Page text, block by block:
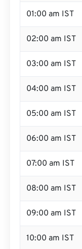
01:00 am IST
02:00 am IST
03:00 am IST
04:00 am IST
05:00 am IST
06:00 am IST
07:00 am IST
08:00 am IST
09:00 am IST
10:00 am IST